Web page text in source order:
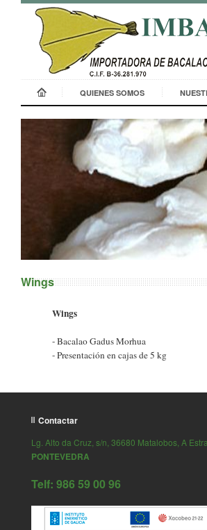
QUIENES SOMOS
Wings
Wings
- Bacalao Gadus Morhua
- Presentación en cajas de 5 kg
Contactar
Lg. Alto da Cruz, s/n, 36680 Matalobos, A
PONTEVEDRA
Telf: 986 59 00 96